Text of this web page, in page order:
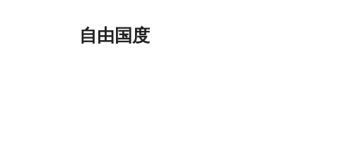
自由国度